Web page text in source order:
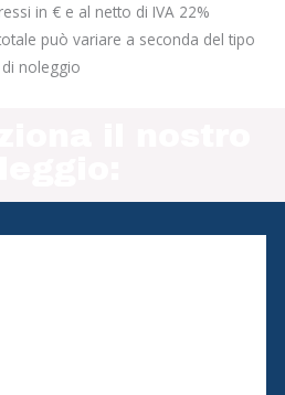
in € e al netto di IVA 22%
può variare a seconda del tipo
noleggio